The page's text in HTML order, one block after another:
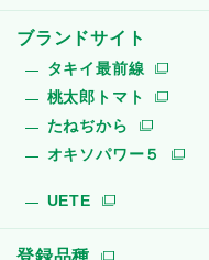
ブランドサイト
タキイ最前線
桃太郎トマト
たねぢから
オキソパワー５
UETE
登録品種